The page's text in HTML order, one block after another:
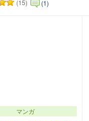
(15)
(1)
マンガ